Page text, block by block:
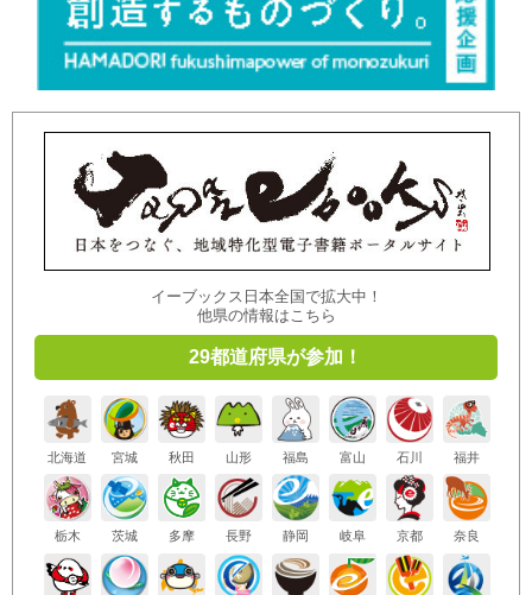
イーブックス日本全国で拡大中！
他県の情報はこちら
29都道府県が参加！
北海道 宮城 秋田 山形 福島 富山 石川 福井
栃木 茨城 多摩 長野 静岡 岐阜 京都 奈良